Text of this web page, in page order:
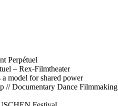
Perpétuel
– Rex-Filmtheater
model for shared power
// Documentary Dance Filmmaking